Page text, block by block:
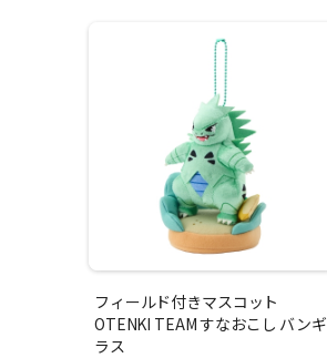
フィールド付きマスコット
OTENKI TEAM すなおこし バンギ
ラス